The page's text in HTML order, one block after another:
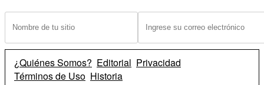
¿Quiénes Somos? Editorial Privacidad
Términos de Uso Historia